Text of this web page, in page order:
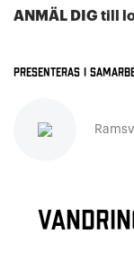
ANMÄL DIG till
Presenteras i